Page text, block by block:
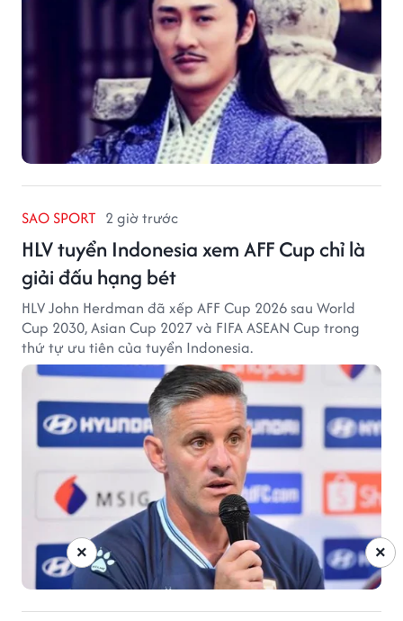
SAO SPORT 2 giờ trước
HLV tuyển Indonesia xem AFF Cup chỉ là
giải đấu hạng bét
HLV John Herdman đã xếp AFF Cup 2026 sau World
Cup 2030, Asian Cup 2027 và FIFA ASEAN Cup trong
thứ tự ưu tiên của tuyển Indonesia.
×
×